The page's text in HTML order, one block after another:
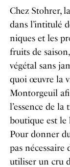
Chez Stohrer,
dans l’intitulé
niques et les
fruits de
végétal sans
quoi œuvre la
Montorgeuil
l’essence de
boutique est
Pour donner
pas
utiliser un cru